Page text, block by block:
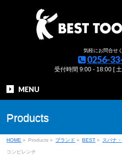
気軽にお問合せ
0256-
受付時間 9:00 - 18:00 [
MENU
Products
HOME » Products » ブランド » BEST » スパナ
コンビレンチ